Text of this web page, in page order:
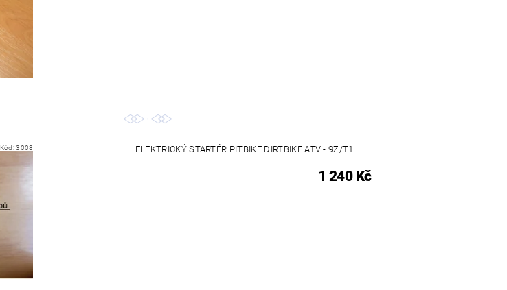
Kód:3008 ELEKTRICKÝ STARTÉR PITBIKE DIRTBIKE ATV - 9Z/T1
1 240 Kč